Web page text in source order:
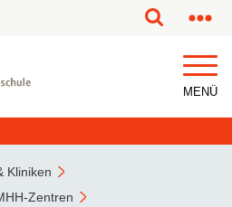
MENÜ
Kliniken
Zentren